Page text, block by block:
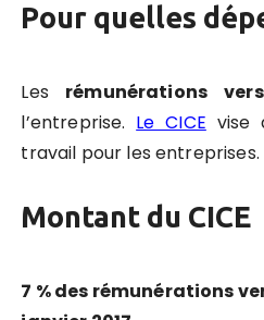
Pour quelles
Les rémunérations
l’entreprise. Le CICE vise
travail pour les entreprises.
Montant du CICE
7 % des rémunérations